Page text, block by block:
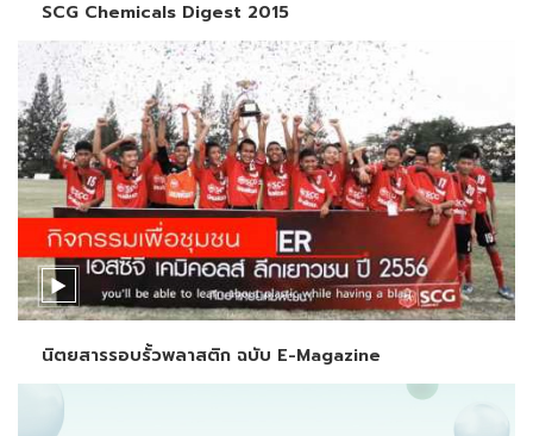
SCG Chemicals Digest 2015
นิตยสารรอบรั้วพลาสติก ฉบับ E-Magazine